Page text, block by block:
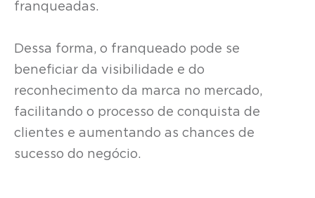
franqueadas.
Dessa forma, o franqueado pode se
beneficiar da visibilidade e do
reconhecimento da marca no mercado,
facilitando o processo de conquista de
clientes e aumentando as chances de
sucesso do negócio.